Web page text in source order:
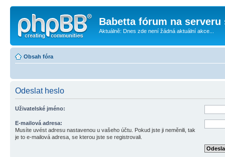
Babetta fórum na serveru
Aktuálně: Dnes zde není žádná aktuální akce...
Obsah fóra
Odeslat heslo
Uživatelské jméno:
E-mailová adresa:
Musíte uvést adresu nastavenou u vašeho účtu. Pokud jste ji neměnili, tak
je to e-mailová adresa, se kterou jste se registrovali.